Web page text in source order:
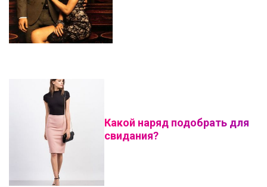
Какой наряд подобрать для
свидания?